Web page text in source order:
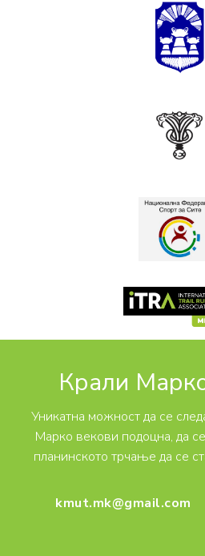
Крали
Уникатна можност да се
Марко векови подоцна, да
планинското трчање да се
kmut.mk@gmail.com